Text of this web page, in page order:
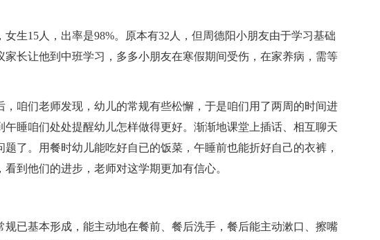
女生15人，出率是98%。原本有32人，但周德阳小朋友由于学习基础
长让他到中班学习，多多小朋友在寒假期间受伤，在家养病，需等
咱们老师发现，幼儿的常规有些松懈，于是咱们用了两周的时间进
睡咱们处处提醒幼儿怎样做得更好。渐渐地课堂上插话、相互聊天
了。用餐时幼儿能吃好自已的饭菜，午睡前也能折好自己的衣裤，
到他们的进步，老师对这学期更加有信心。
规已基本形成，能主动地在餐前、餐后洗手，餐后能主动漱口、擦嘴